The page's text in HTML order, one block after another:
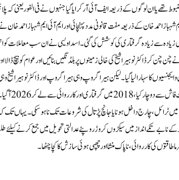
تھے یا ان لوگوں کے ذریعہ ایف آئی آر کرایا گیا جنہوں نے فی الفور یعنی کہ
احمد خان کے ذریعہ مفت قانونی مدد پہنچائی اور ایم آئی ایم شہباز احمد
زیادہ سے زیادہ گرفتاری کی کوشش کی گئی۔اسد اویسی نے ان سب معاملات کو
ڈاکٹر نوہیرا شیخ کی خالی زمینوں پر بلڈنگیں بنائیں اور عوام کو بیچ ڈالا
کا سہارا لیا گیا۔ لیکن ہیرا گروپ وہی ہیرا گروپ اور ڈاکٹر نوہیرا شیخ
میں ٹرائل، چارج داخل ہونا یا جانچ پڑتال کی شروعات تک نا ہو سکی۔ یہاں تک
نا بے تکے انداز میں سیکڑوں کروڑ روپئے عدالتی تحویل میں جمع کرنے
کی کارروائی ، ناپاک منشا اور چھپی ہوئی سازش کا کچا چٹھا۔